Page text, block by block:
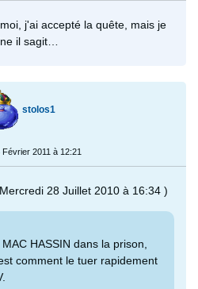
j'ai accepté la quête, mais je
il sagit…
stolos1
Février 2011 à 12:21
28 Juillet 2010 à 16:34 )
HASSIN dans la prison,
comment le tuer rapidement